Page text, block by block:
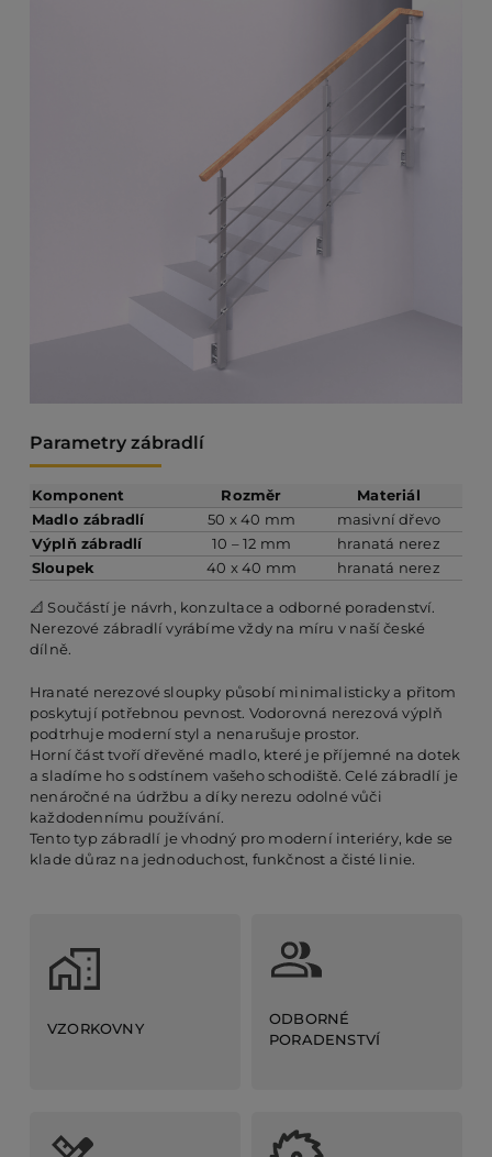
Parametry zábradlí
Komponent Rozměr
Materiál
Madlo zábradlí
50 x 40 mm
masivní dřevo
Výplň zábradlí
10 – 12 mm
hranatá nerez
Sloupek
40 x 40 mm hranatá nerez
📐 Součástí je návrh, konzultace a odborné poradenství.
Nerezové zábradlí vyrábíme vždy na míru v naší české
dílně.
Hranaté nerezové sloupky působí minimalisticky a přitom
poskytují potřebnou pevnost. Vodorovná nerezová výplň
podtrhuje moderní styl a nenarušuje prostor.
Horní část tvoří dřevěné madlo, které je příjemné na dotek
a sladíme ho s odstínem vašeho schodiště. Celé zábradlí je
nenáročné na údržbu a díky nerezu odolné vůči
každodennímu používání.
Tento typ zábradlí je vhodný pro moderní interiéry, kde se
klade důraz na jednoduchost, funkčnost a čisté linie.
VZORKOVNY
ODBORNÉ
PORADENSTVÍ